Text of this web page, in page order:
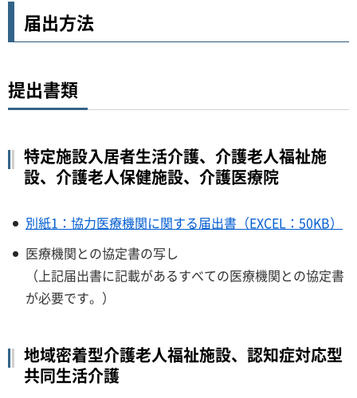
届出方法
提出書類
特定施設入居者生活介護、介護老人福祉施
設、介護老人保健施設、介護医療院
別紙1：協力医療機関に関する届出書（EXCEL：50KB）
医療機関との協定書の写し
（上記届出書に記載があるすべての医療機関との協定書
が必要です。）
地域密着型介護老人福祉施設、認知症対応型
共同生活介護